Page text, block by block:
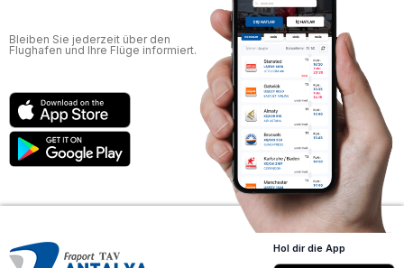
Bleiben Sie jederzeit über den
Flughafen und Ihre Flüge informiert.
Hol dir die App